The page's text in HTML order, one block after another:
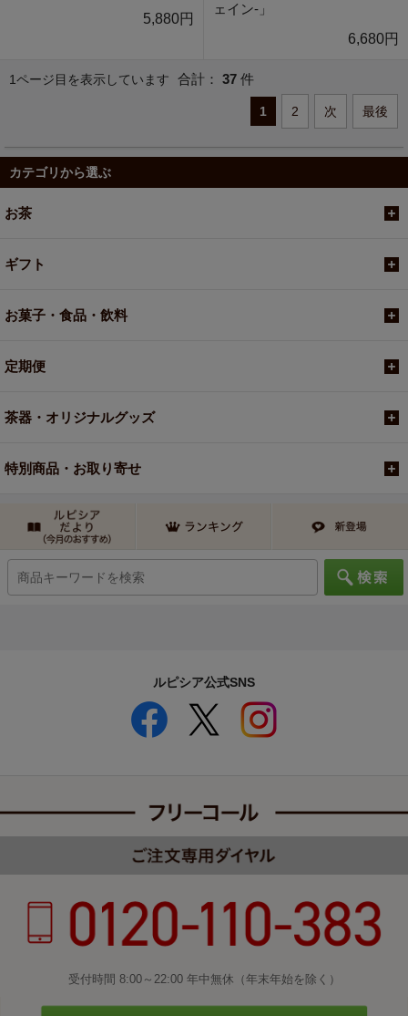
5,880円
ェイン-」
6,680円
1ページ目を表示しています 合計： 37 件
1 2 次 最後
カテゴリから選ぶ
お茶
ギフト
お菓子・食品・飲料
定期便
茶器・オリジナルグッズ
特別商品・お取り寄せ
ルピシア公式SNS
受付時間 8:00～22:00 年中無休（年末年始を除く）